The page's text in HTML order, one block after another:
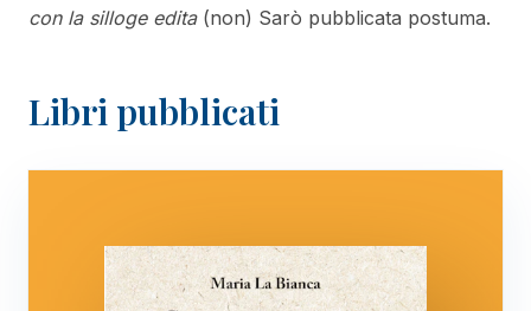
con la silloge edita (non) Sarò pubblicata postuma.
Libri pubblicati